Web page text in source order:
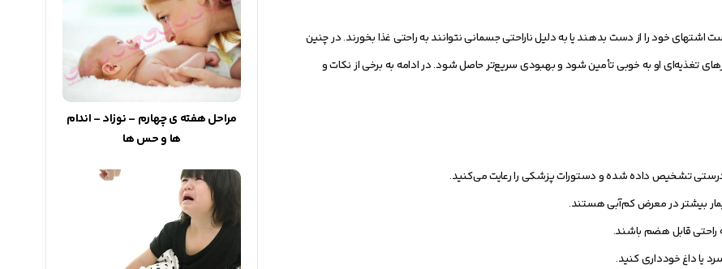
اشتهای خود را از دست بدهند یا به دلیل ناراحتی جسمانی نتوانند به راحتی غذا بخورند. در چنین
تغذیه‌ای او به خوبی تأمین شود و بهبودی سریع‌تر حاصل شود. در ادامه به برخی از نکات و
تشخیص داده شده و دستورات پزشکی را رعایت می‌کنید.
بیشتر در معرض کم‌آبی هستند.
راحتی قابل هضم باشند.
یا داغ خودداری کنید.
مراحل هفته ی چهارم - نوزاد - اندام
ها و حس ها